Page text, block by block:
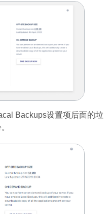
Backups设置项后面的垃